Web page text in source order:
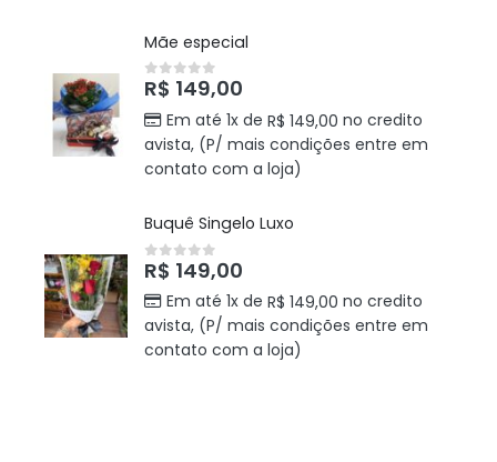
Mãe especial
0out of 5
R$ 149,00
Em até 1x de R$ 149,00 no credito
avista, (P/ mais condições entre em
contato com a loja)
Buquê Singelo Luxo
0out of 5
R$ 149,00
Em até 1x de R$ 149,00 no credito
avista, (P/ mais condições entre em
contato com a loja)